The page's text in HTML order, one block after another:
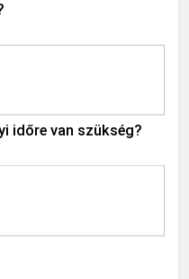
időre van szükség?